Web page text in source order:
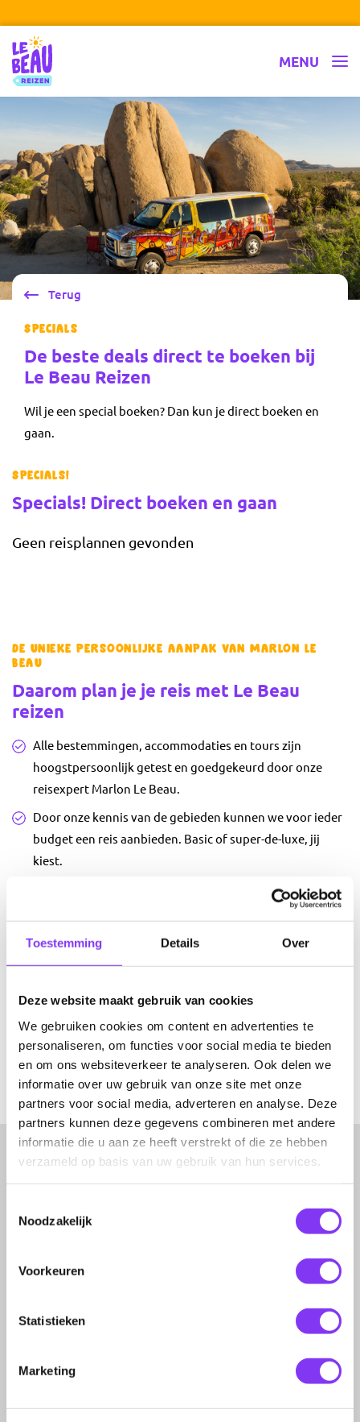
Toestemming Details Over
Deze website maakt gebruik van cookies
We gebruiken cookies om content en advertenties te
personaliseren, om functies voor social media te bieden
en om ons websiteverkeer te analyseren. Ook delen we
informatie over uw gebruik van onze site met onze
partners voor social media, adverteren en analyse. Deze
partners kunnen deze gegevens combineren met andere
informatie die u aan ze heeft verstrekt of die ze hebben
verzameld op basis van uw gebruik van hun services.
Noodzakelijk
Voorkeuren
Statistieken
Marketing
Le Beau Reizen
MENU
Terug
Specials
De beste deals direct te boeken bij
Le Beau Reizen
Wil je een special boeken? Dan kun je direct boeken en
gaan.
Specials!
Specials! Direct boeken en gaan
Geen reisplannen gevonden
De unieke persoonlijke aanpak van Marlon le
Beau
Daarom plan je je reis met Le Beau
reizen
Alle bestemmingen, accommodaties en tours zijn
hoogstpersoonlijk getest en goedgekeurd door onze
reisexpert Marlon Le Beau.
Door onze kennis van de gebieden kunnen we voor ieder
budget een reis aanbieden. Basic of super-de-luxe, jij
kiest.
Wij geloven in een persoonlijke aanpak, dus we nemen
graag de tijd om even contact met je op te nemen om
En natuurlijk zijn we een erkende organisatie en lid van
de SGR.
Lees meer over ons